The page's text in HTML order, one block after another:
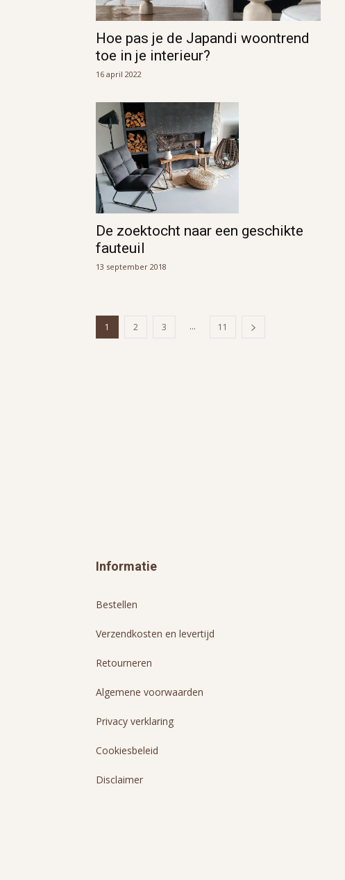
Hoe pas je de Japandi woontrend
toe in je interieur?
16 april 2022
De zoektocht naar een geschikte
fauteuil
13 september 2018
1 2 3 ... 11
Informatie
Bestellen
Verzendkosten en levertijd
Retourneren
Algemene voorwaarden
Privacy verklaring
Cookiesbeleid
Disclaimer